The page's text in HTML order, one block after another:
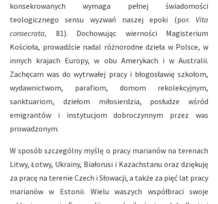
konsekrowanych wymaga pełnej świadomości
teologicznego sensu wyzwań naszej epoki (por. Vita
consecrata, 81). Dochowując wierności Magisterium
Kościoła, prowadźcie nadal różnorodne dzieła w Polsce, w
innych krajach Europy, w obu Amerykach i w Australii.
Zachęcam was do wytrwałej pracy i błogosławię szkołom,
wydawnictwom, parafiom, domom rekolekcyjnym,
sanktuariom, dziełom miłosierdzia, posłudze wśród
emigrantów i instytucjom dobroczynnym przez was
prowadzonym.
W sposób szczególny myślę o pracy marianów na terenach
Litwy, Łotwy, Ukrainy, Białorusi i Kazachstanu oraz dziękuję
za pracę na terenie Czech i Słowacji, a także za pięć lat pracy
marianów w Estonii. Wielu waszych współbraci swoje